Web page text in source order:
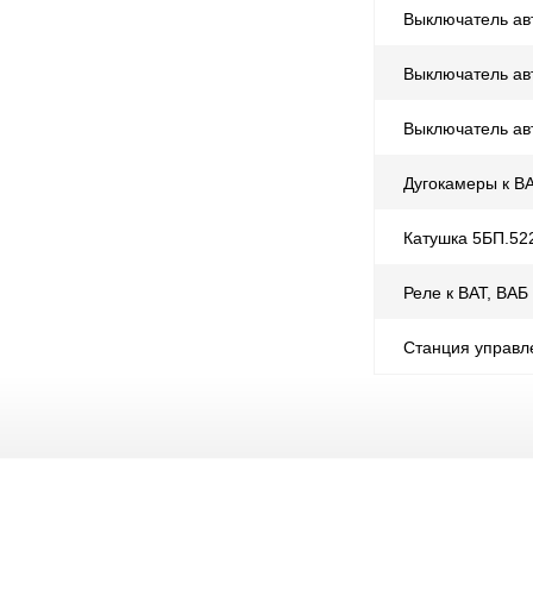
Выключатель
Выключатель
Выключатель
Дугокамеры к
Катушка
Реле к ВАТ,
Станция